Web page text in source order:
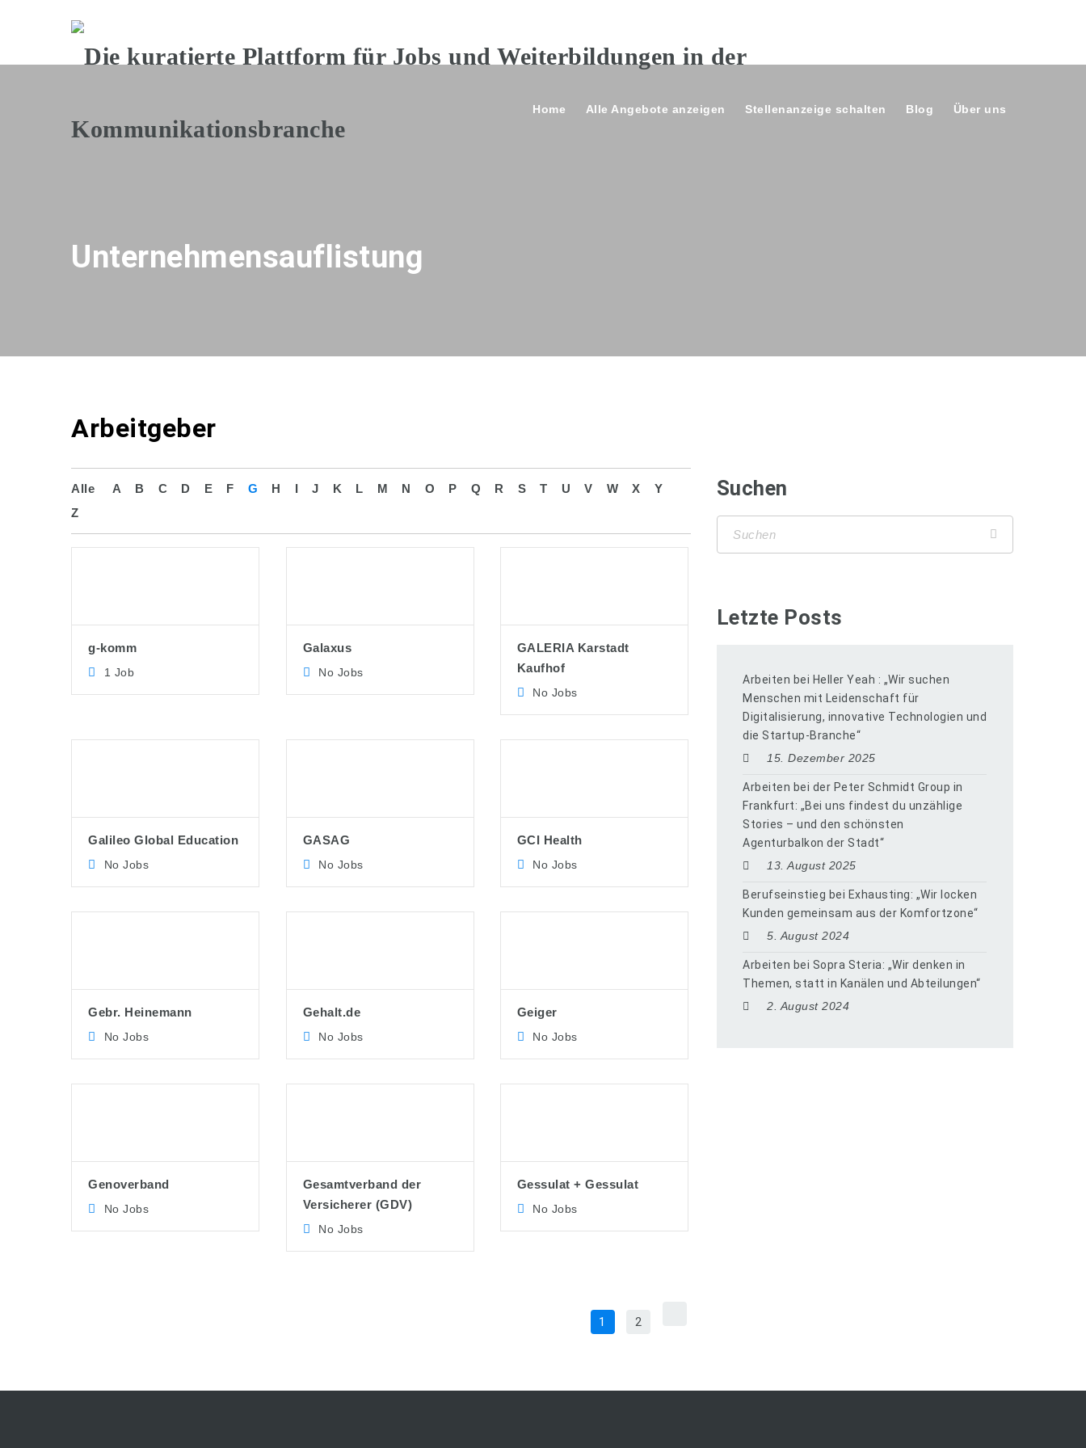
Home Alle Angebote anzeigen Stellenanzeige schalten Blog Über uns
Unternehmensauflistung
Arbeitgeber
Alle A B C D E F G H I J K L M N O P Q R S T U V W X
Y
Z
g-komm
1 Job
Galaxus
No Jobs
GALERIA Karstadt
Kaufhof
No Jobs
Galileo Global Education
No Jobs
GASAG
No Jobs
GCI Health
No Jobs
Gebr. Heinemann
No Jobs
Gehalt.de
No Jobs
Geiger
No Jobs
Genoverband
No Jobs
Gesamtverband der
Versicherer (GDV)
No Jobs
Gessulat + Gessulat
No Jobs
1 2
Suchen
Letzte Posts
Arbeiten bei Heller Yeah : „Wir suchen
Menschen mit Leidenschaft für
Digitalisierung, innovative Technologien und
die Startup-Branche“
15. Dezember 2025
Arbeiten bei der Peter Schmidt Group in
Frankfurt: „Bei uns findest du unzählige
Stories – und den schönsten
Agenturbalkon der Stadt“
13. August 2025
Berufseinstieg bei Exhausting: „Wir locken
Kunden gemeinsam aus der Komfortzone“
5. August 2024
Arbeiten bei Sopra Steria: „Wir denken in
Themen, statt in Kanälen und Abteilungen“
2. August 2024